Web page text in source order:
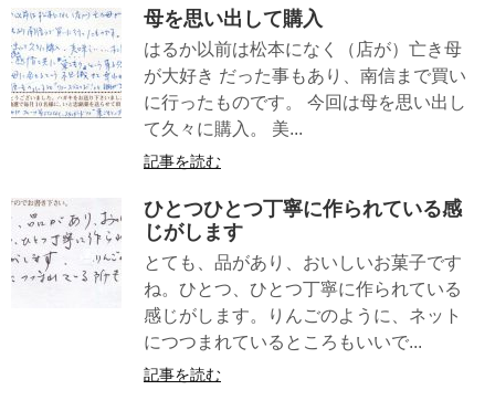
母を思い出して購入
はるか以前は松本になく（店が）亡き母
が大好き だった事もあり、南信まで買い
に行ったものです。 今回は母を思い出し
て久々に購入。 美...
記事を読む
ひとつひとつ丁寧に作られている感
じがします
とても、品があり、おいしいお菓子です
ね。ひとつ、ひとつ丁寧に作られている
感じがします。りんごのように、ネット
につつまれているところもいいで...
記事を読む